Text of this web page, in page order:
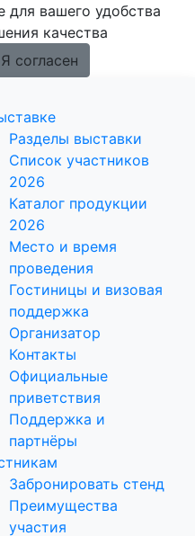
вашего удобства
качества
Я согласен
Разделы выставки
Список участников
2026
Каталог продукции
2026
Место и время
проведения
Гостиницы и визовая
поддержка
Организатор
Контакты
Официальные
приветствия
Поддержка и
партнёры
Забронировать стенд
Преимущества
участия